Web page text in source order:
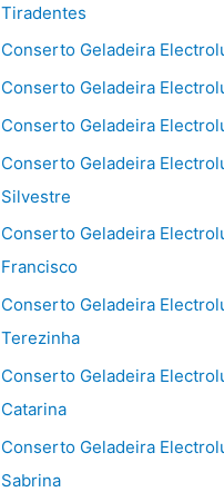
Tiradentes
Conserto Geladeira
Conserto Geladeira
Conserto Geladeira
Conserto Geladeira
Silvestre
Conserto Geladeira
Francisco
Conserto Geladeira
Terezinha
Conserto Geladeira
Catarina
Conserto Geladeira
Sabrina